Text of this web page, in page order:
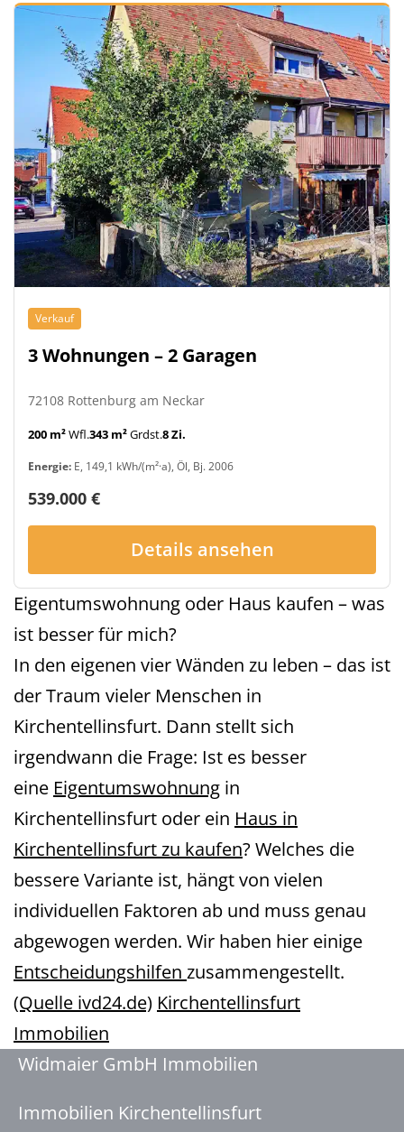
Verkauf
3 Wohnungen – 2 Garagen
72108 Rottenburg am Neckar
200 m²Wfl.343 m²Grdst.8 Zi.
Energie: E, 149,1 kWh/(m²·a), Öl, Bj. 2006
539.000 €
Details ansehen
Eigentumswohnung oder Haus kaufen – was
ist besser für mich?
In den eigenen vier Wänden zu leben – das ist
der Traum vieler Menschen in
Kirchentellinsfurt. Dann stellt sich
irgendwann die Frage: Ist es besser
eine Eigentumswohnung in
Kirchentellinsfurt oder ein Haus in
Kirchentellinsfurt zu kaufen? Welches die
bessere Variante ist, hängt von vielen
individuellen Faktoren ab und muss genau
abgewogen werden. Wir haben hier einige
Entscheidungshilfen zusammengestellt.
(Quelle ivd24.de) Kirchentellinsfurt
Immobilien
Widmaier GmbH Immobilien
Immobilien Kirchentellinsfurt